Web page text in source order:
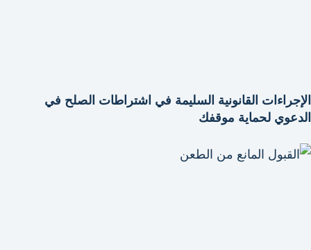
الإجراءات القانونية السليمة في اشتراطات الصلح في
الدعوي لحماية موقفك